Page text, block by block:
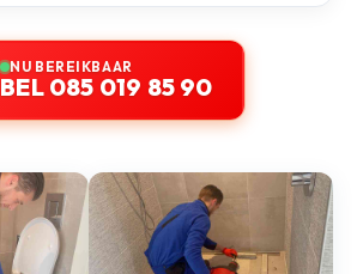
NU BEREIKBAAR
BEL 085 019 85 90